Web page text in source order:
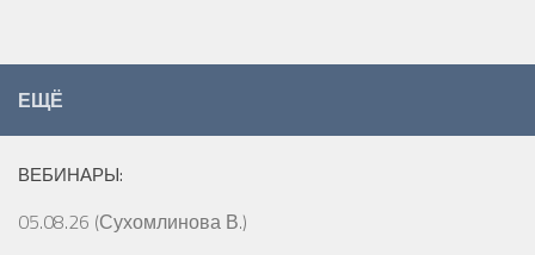
ЕЩЁ
ВЕБИНАРЫ:
05.08.26 (Сухомлинова В.)